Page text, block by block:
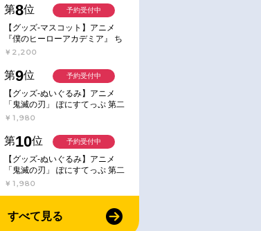
通常
2025/11/25 発売
ト・デスプレイ外伝 怪人ソリ
ティアの神仙偽術(3)
￥1,100
第8位
【グッズ-マスコット】アニメ
『僕のヒーローアカデミア』 ち
みけもますこっと 7.轟凍焦
￥2,200
予約受付中
第9位
【グッズ-ぬいぐるみ】アニメ
「鬼滅の刃」 ぽにすてっぷ 第二
弾 不死川 玄弥
￥1,980
予約受付中
第10位
【グッズ-ぬいぐるみ】アニメ
「鬼滅の刃」 ぽにすてっぷ 第二
弾 冨岡 義勇
￥1,980
予約受付中
すべて見る